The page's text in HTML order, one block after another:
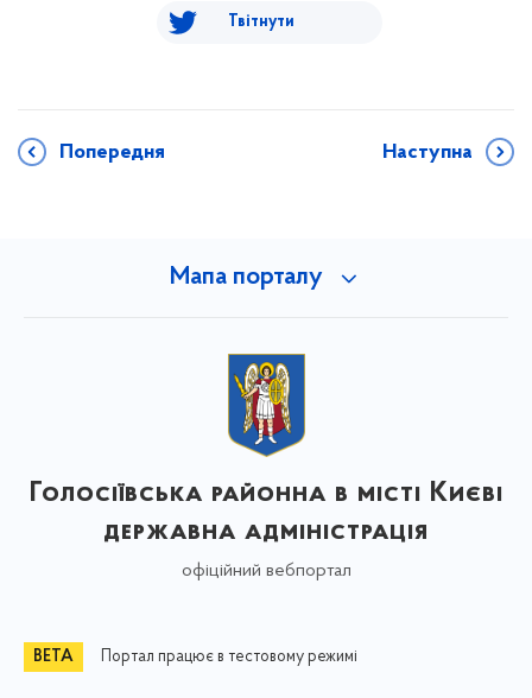
Твітнути
Попередня Наступна
Мапа порталу
Голосіївська районна в місті Києві
державна адміністрація
офіційний вебпортал
Портал працює в тестовому режимі